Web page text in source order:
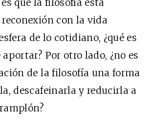
con la vida
de lo cotidiano, ¿qué es
Por otro lado, ¿no es
de la filosofía una forma
descafeinarla y reducirla a